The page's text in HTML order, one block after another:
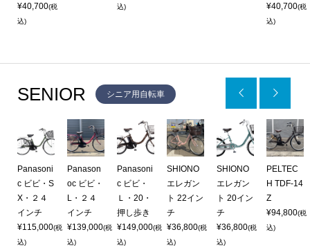
¥40,700(税
込)
込) ¥40,700(税
込)
SENIOR シニア用自転車 
Panasoni
c ビビ・S
X・２４
インチ
¥115,000(税
込)
Panason
oc ビビ・
L・２４
インチ
¥139,000(税
込)
Panasoni
c ビビ・
Ｌ・20・
押し歩き
¥149,000(税
込)
SHIONO
エレガン
ト 22イン
チ
¥36,800(税
込)
SHIONO
エレガン
ト 20イン
チ
¥36,800(税
込)
PELTEC
H TDF-14
Z
¥94,800(税
込)
